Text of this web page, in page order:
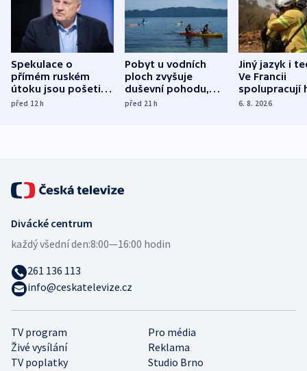
Spekulace o
přímém ruském
útoku jsou pošetilé,
míní estonský
před 12h
Pobyt u vodních
ploch zvyšuje
duševní pohodu,
ukázala
před 21h
Jiný jazyk i
Ve Francii
spolupracují
různých zemí
6. 8. 2026
TV program
Pro média
Živé vysílání
Reklama
TV poplatky
Studio Brno
Divácké centrum
každý všední den:8:00—16:00 hodin
261 136 113
info@ceskatelevize.cz